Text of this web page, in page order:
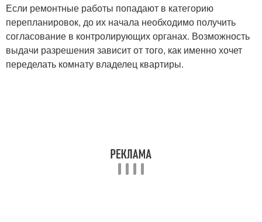
Если ремонтные работы попадают в категорию
перепланировок, до их начала необходимо получить
согласование в контролирующих органах. Возможность
выдачи разрешения зависит от того, как именно хочет
переделать комнату владелец квартиры.